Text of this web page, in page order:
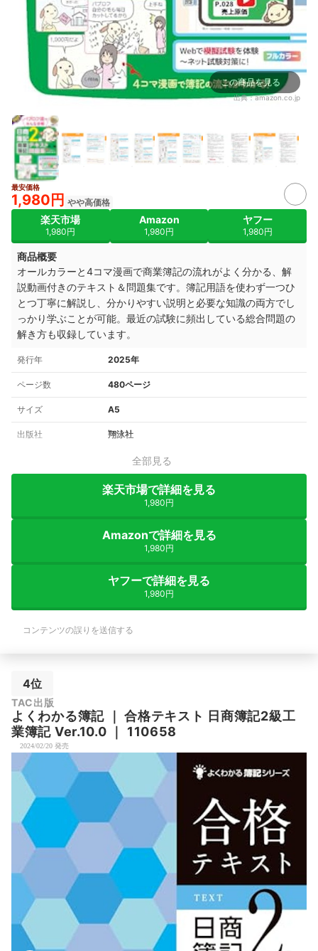
この商品を見る
出典：amazon.co.jp
最安価格
1,980円 やや高価格
楽天市場
1,980円
Amazon
1,980円
ヤフー
1,980円
商品概要
オールカラーと4コマ漫画で商業簿記の流れがよく分かる、解
説動画付きのテキスト＆問題集です。簿記用語を使わず一つひ
とつ丁寧に解説し、分かりやすい説明と必要な知識の両方でし
っかり学ぶことが可能。最近の試験に頻出している総合問題の
解き方も収録しています。
発行年 2025年
ページ数 480ページ
サイズ A5
出版社 翔泳社
全部見る
楽天市場で詳細を見る
1,980円
Amazonで詳細を見る
1,980円
ヤフーで詳細を見る
1,980円
コンテンツの誤りを送信する
4位
TAC出版
よくわかる簿記 ｜合格テキスト 日商簿記2級工
業簿記 Ver.10.0 ｜ 110658
2024/02/20 発売